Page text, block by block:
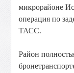
микрорайоне
операция по
ТАСС.
Район